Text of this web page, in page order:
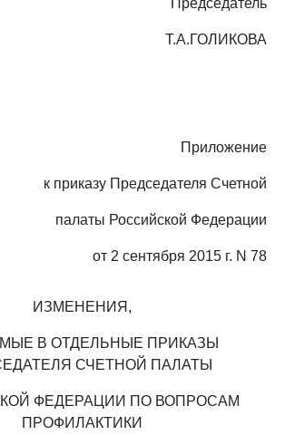
Председатель
Т.А.ГОЛИКОВА
Приложение
к приказу Председателя Счетной
палаты Российской Федерации
от 2 сентября 2015 г. N 78
ИЗМЕНЕНИЯ,
В ОТДЕЛЬНЫЕ ПРИКАЗЫ
СЧЕТНОЙ ПАЛАТЫ
ФЕДЕРАЦИИ ПО ВОПРОСАМ
ПРОФИЛАКТИКИ